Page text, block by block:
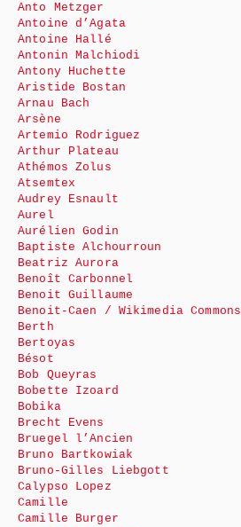
Anto Metzger
Antoine d’Agata
Antoine Hallé
Antonin Malchiodi
Antony Huchette
Aristide Bostan
Arnau Bach
Arsène
Artemio Rodriguez
Arthur Plateau
Athémos Zolus
Atsemtex
Audrey Esnault
Aurel
Aurélien Godin
Baptiste Alchourroun
Beatriz Aurora
Benoît Carbonnel
Benoit Guillaume
Benoit-Caen / Wikimedia Commons
Berth
Bertoyas
Bésot
Bob Queyras
Bobette Izoard
Bobika
Brecht Evens
Bruegel l’Ancien
Bruno Bartkowiak
Bruno-Gilles Liebgott
Calypso Lopez
Camille
Camille Burger